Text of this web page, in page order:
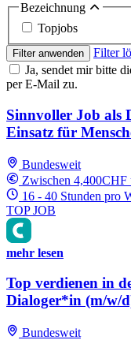
Bezeichnung
Topjobs
Filter anwenden
Filter
Ja, sendet mir bitte
per E-Mail zu.
Sinnvoller Job als
Einsatz für
Bundesweit
Zwischen
16 - 40 Stunden pro
TOP JOB
mehr lesen
Top verdienen in
Dialoger*in (m/w/
Bundesweit